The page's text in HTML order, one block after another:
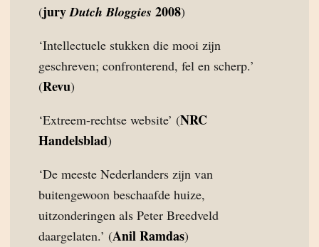
(juryDutch Bloggies 2008)
‘Intellectuele stukken die mooi zijn
geschreven; confronterend, fel en scherp.’
(Revu)
‘Extreem-rechtse website’ (NRC
Handelsblad)
‘De meeste Nederlanders zijn van
buitengewoon beschaafde huize,
uitzonderingen als Peter Breedveld
daargelaten.’ (Anil Ramdas)